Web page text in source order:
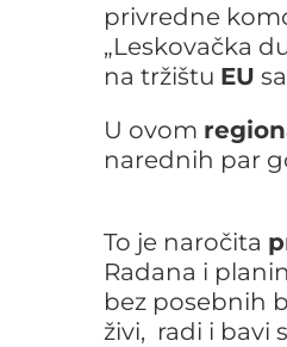
privredne
„Leskovačka
na tržištu EU
U ovom
narednih par
To je naročita
Radana i
bez posebnih
živi, radi i bavi